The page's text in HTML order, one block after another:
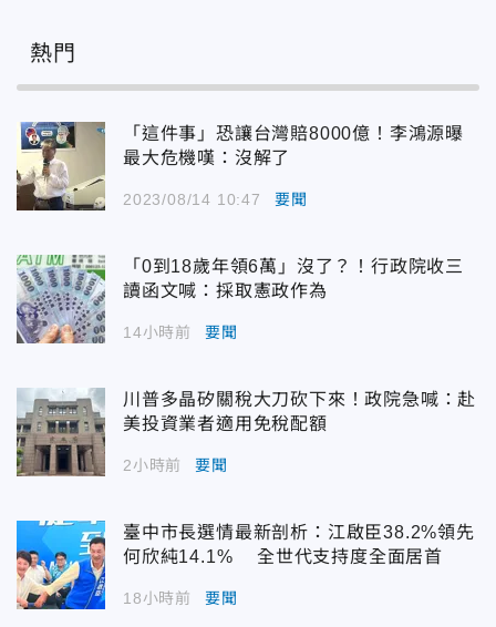
熱門
「這件事」恐讓台灣賠8000億！李鴻源曝
最大危機嘆：沒解了
2023/08/14 10:47 要聞
「0到18歲年領6萬」沒了？！行政院收三
讀函文喊：採取憲政作為
14小時前 要聞
川普多晶矽關稅大刀砍下來！政院急喊：赴
美投資業者適用免稅配額
2小時前 要聞
臺中市長選情最新剖析：江啟臣38.2%領先
何欣純14.1% 全世代支持度全面居首
18小時前 要聞